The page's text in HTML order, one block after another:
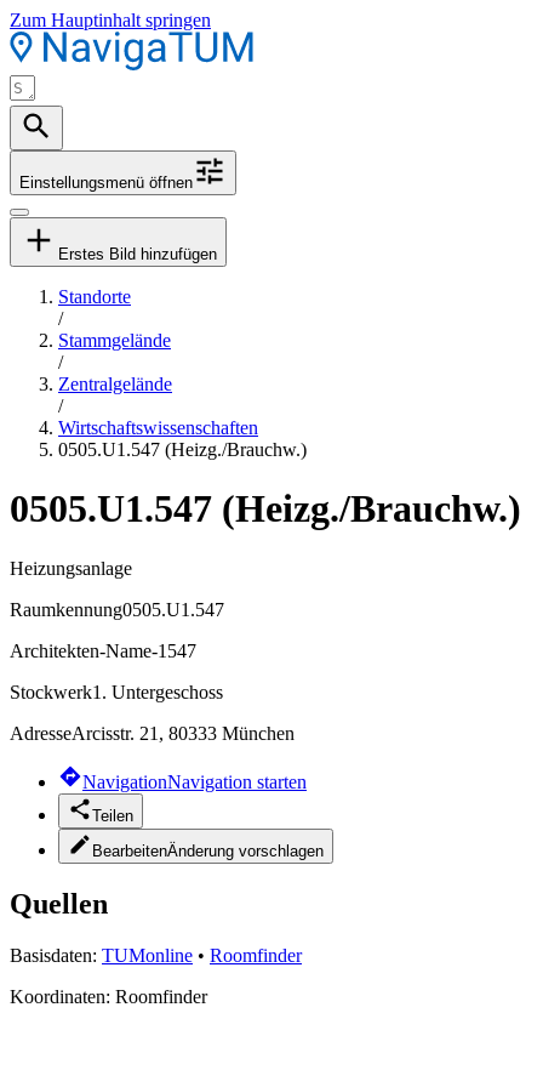
Zum Hauptinhalt springen
Einstellungsmenü öffnen
Erstes Bild hinzufügen
Standorte
/
Stammgelände
/
Zentralgelände
/
Wirtschaftswissenschaften
0505.U1.547 (Heizg./Brauchw.)
0505.U1.547 (Heizg./Brauchw.)
Heizungsanlage
Raumkennung0505.U1.547
Architekten-Name-1547
Stockwerk1. Untergeschoss
AdresseArcisstr. 21, 80333 München
NavigationNavigation starten
Teilen
BearbeitenÄnderung vorschlagen
Quellen
Basisdaten: TUMonline • Roomfinder
Koordinaten: Roomfinder